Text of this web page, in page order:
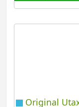
Original